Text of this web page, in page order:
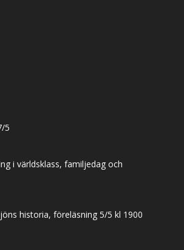
5
i världsklass, familjedag och
historia, föreläsning 5/5 kl 1900